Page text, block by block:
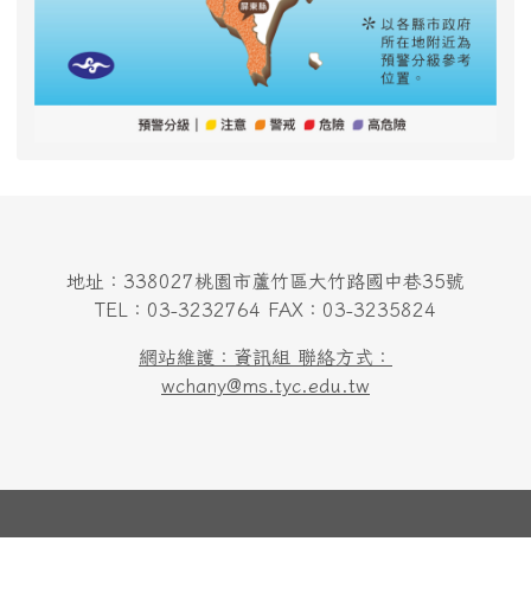
地址：338027桃園市蘆竹區大竹路國中巷35號
TEL：03-3232764 FAX：03-3235824
網站維護：資訊組 聯絡方式：
wchany@ms.tyc.edu.tw